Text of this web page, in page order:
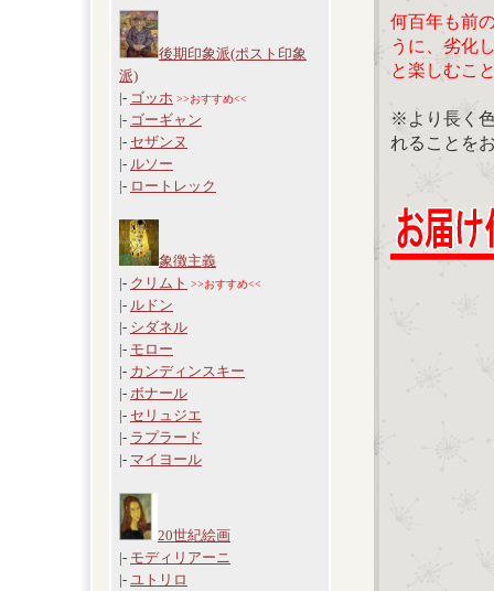
後期印象派(ポスト印象
派)
|- ゴッホ >>おすすめ<<
|- ゴーギャン
|- セザンヌ
|- ルソー
|- ロートレック
象徴主義
|- クリムト >>おすすめ<<
|- ルドン
|- シダネル
|- モロー
|- カンディンスキー
|- ボナール
|- セリュジエ
|- ラプラード
|- マイヨール
20世紀絵画
|- モディリアーニ
|- ユトリロ
何百年も前
うに、劣化
と楽しむこ
※より長く
れることを